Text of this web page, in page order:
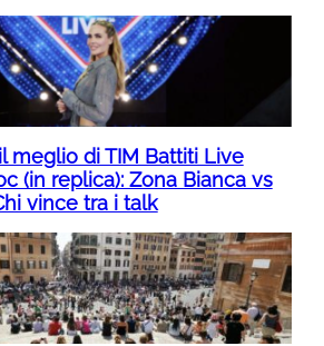
meglio di TIM Battiti Live
(in replica): Zona Bianca vs
vince tra i talk